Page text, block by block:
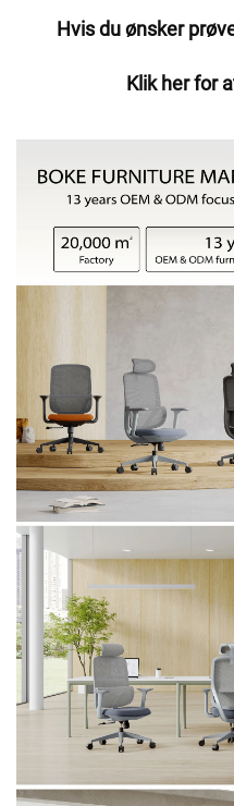
Hvis du ønsker
Klik her for